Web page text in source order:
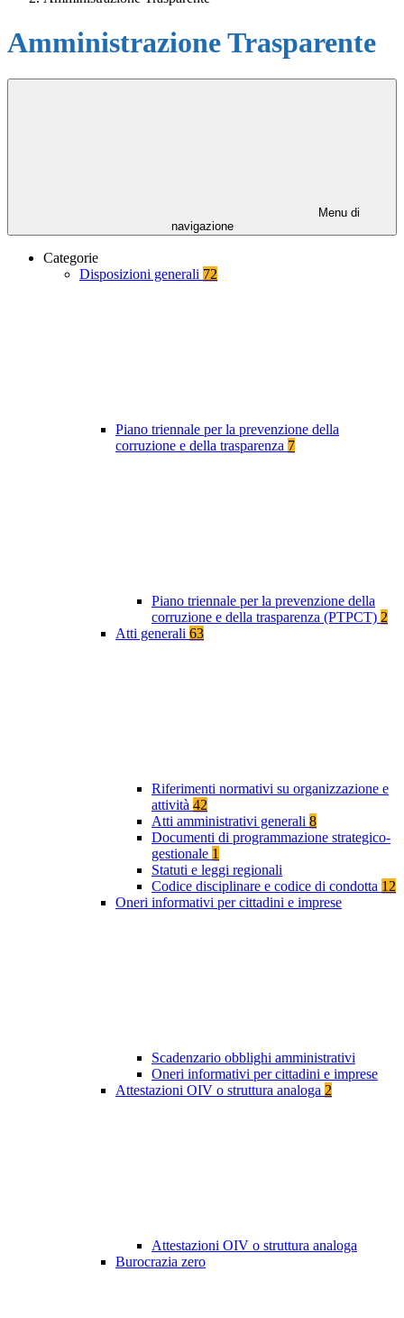
Amministrazione Trasparente
Menu di
navigazione
Categorie
Disposizioni generali 72
Piano triennale per la prevenzione della
corruzione e della trasparenza 7
Piano triennale per la prevenzione della
corruzione e della trasparenza (PTPCT) 2
Atti generali 63
Riferimenti normativi su organizzazione e
attività 42
Atti amministrativi generali 8
Documenti di programmazione strategico-
gestionale 1
Statuti e leggi regionali
Codice disciplinare e codice di condotta 12
Oneri informativi per cittadini e imprese
Scadenzario obblighi amministrativi
Oneri informativi per cittadini e imprese
Attestazioni OIV o struttura analoga 2
Attestazioni OIV o struttura analoga
Burocrazia zero